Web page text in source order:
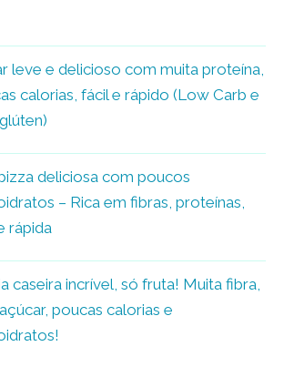
leve e delicioso com muita proteína,
calorias, fácil e rápido (Low Carb e
deliciosa com poucos
– Rica em fibras, proteínas,
rápida
caseira incrível, só fruta! Muita fibra,
poucas calorias e